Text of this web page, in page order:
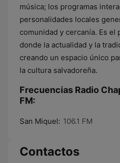
música; los programas
personalidades locales
comunidad y cercanía. Es el
donde la actualidad y la
creando un espacio único
la cultura salvadoreña.
Frecuencias Radio
FM:
San Miquel: 106.1 FM
Contactos